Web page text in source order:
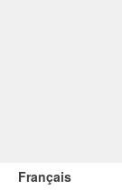
Français